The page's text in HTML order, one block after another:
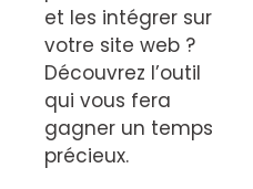
et les intégrer sur
votre site web ?
Découvrez l’outil
qui vous fera
gagner un temps
précieux.